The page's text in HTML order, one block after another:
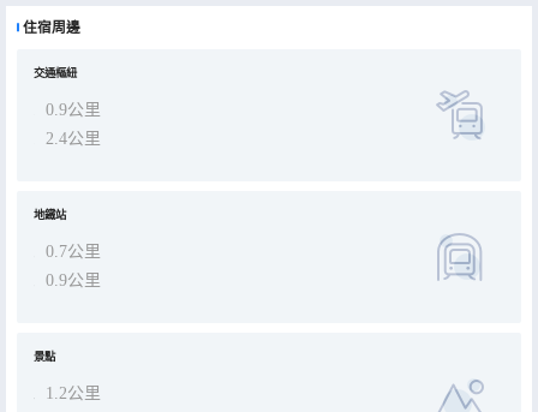
憑着得天獨厚的位置、盡善盡美的設施以及無微不至的專業化服務，吉隆坡帝盛酒店為每一位下榻於此的賓客締造非一
住宿周邊
交通樞紐
0.9公里
2.4公里
地鐵站
0.7公里
0.9公里
景點
1.2公里